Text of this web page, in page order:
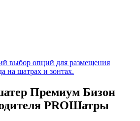
выбор опций для размещения
на шатрах и зонтах.
Премиум Бизон
PROШатры